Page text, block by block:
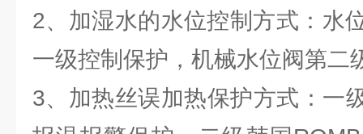
2、加湿水的水位控制方式：水
一级控制保护，机械水位阀第二
3、加热丝误加热保护方式：一